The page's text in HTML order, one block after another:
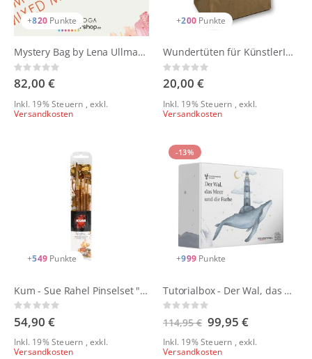
+820 Punkte
Mystery Bag by Lena Ullmann
Rating:
0%
82,00 €
Inkl. 19% Steuern ,exkl.
Versandkosten
+200 Punkte
Wundertüten für KünstlerInnen
Rating:
0%
20,00 €
Inkl. 19% Steuern ,exkl.
Versandkosten
+549 Punkte
Kum - Sue Rahel Pinselset "Nostalgic World"
Rating:
0%
54,90 €
Inkl. 19% Steuern ,exkl.
Versandkosten
-13%
+999 Punkte
Tutorialbox - Der Wal, das Meer und die Farbe by una.kritzolina
Rating:
0%
114,95 € Sonderangebot
99,95 €
Inkl. 19% Steuern ,exkl.
Versandkosten